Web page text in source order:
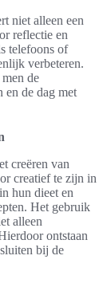
niet alleen een
reflectie en
telefoons of
verbeteren.
de
en de dag met
creëren van
creatief te zijn in
hun dieet en
Het gebruik
alleen
ontstaan
bij de